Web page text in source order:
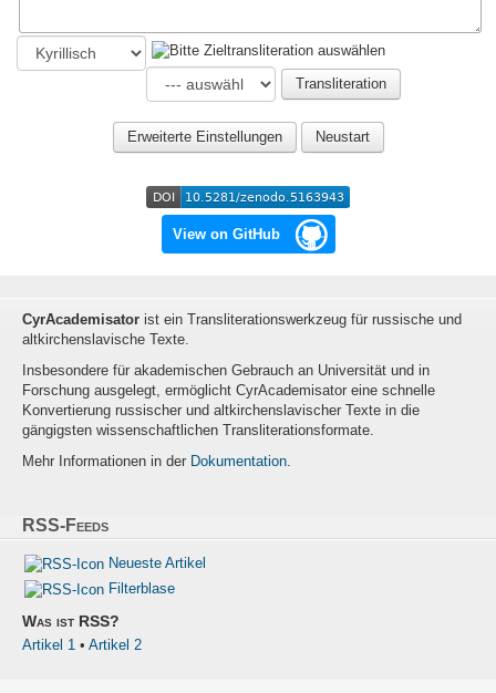
View on GitHub
CyrAcademisator ist ein Transliterationswerkzeug für russische und
altkirchenslavische Texte.
Insbesondere für akademischen Gebrauch an Universität und in
Forschung ausgelegt, ermöglicht CyrAcademisator eine schnelle
Konvertierung russischer und altkirchenslavischer Texte in die
gängigsten wissenschaftlichen Transliterationsformate.
Mehr Informationen in der Dokumentation.
RSS-Feeds
Neueste Artikel
Filterblase
Was ist RSS?
Artikel 1 • Artikel 2